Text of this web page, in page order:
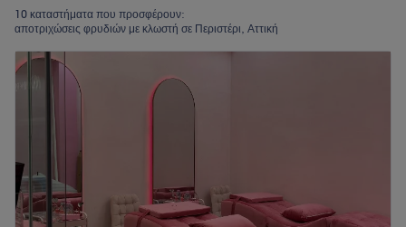
10 καταστήματα που προσφέρουν:
αποτριχώσεις φρυδιών με κλωστή σε Περιστέρι, Αττική